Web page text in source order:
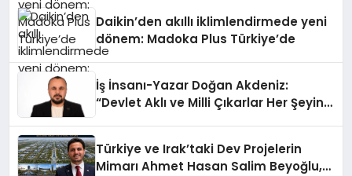
Daikin’den akıllı iklimlendirmede yeni
dönem: Madoka Plus Türkiye’de
İş İnsanı-Yazar Doğan Akdeniz:
“Devlet Aklı ve Milli Çıkarlar Her Şeyin
Türkiye ve Irak’taki Dev Projelerin
Mimarı Ahmet Hasan Salim Beyoğlu,